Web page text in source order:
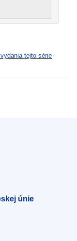
tejto série
únie
únie